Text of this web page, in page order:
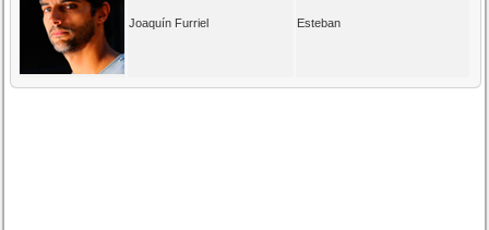
Joaquín Furriel Esteban